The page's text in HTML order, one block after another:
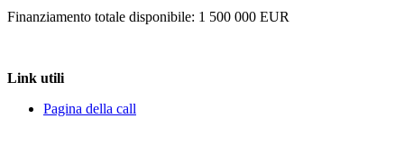
Finanziamento totale disponibile: 1 500 000 EUR
Link utili
Pagina della call